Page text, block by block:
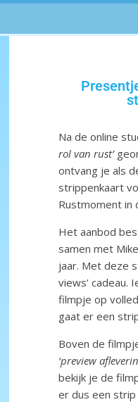
Na de online
rol van rust’
ontvang je als
strippenkaart
Rustmoment in
Het aanbod
samen met
jaar. Met deze
views’ cadeau.
filmpje op
gaat er een
Boven de
‘preview
bekijk je de
er dus een